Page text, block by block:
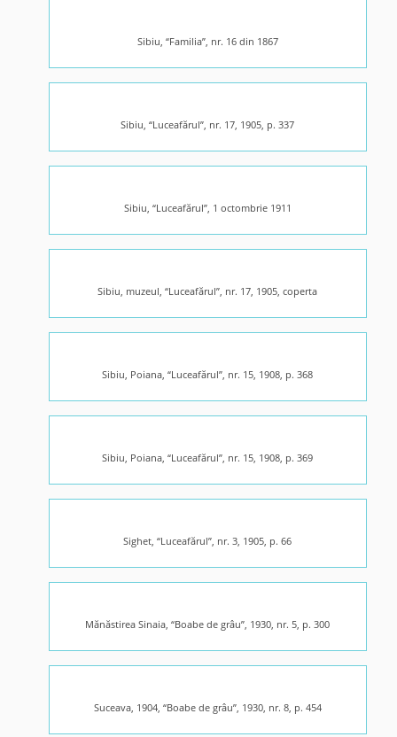
Sibiu, “Familia”, nr. 16 din 1867
Sibiu, “Luceafărul”, nr. 17, 1905, p. 337
Sibiu, “Luceafărul”, 1 octombrie 1911
Sibiu, muzeul, “Luceafărul”, nr. 17, 1905, coperta
Sibiu, Poiana, “Luceafărul”, nr. 15, 1908, p. 368
Sibiu, Poiana, “Luceafărul”, nr. 15, 1908, p. 369
Sighet, “Luceafărul”, nr. 3, 1905, p. 66
Mănăstirea Sinaia, “Boabe de grâu”, 1930, nr. 5, p. 300
Suceava, 1904, “Boabe de grâu”, 1930, nr. 8, p. 454